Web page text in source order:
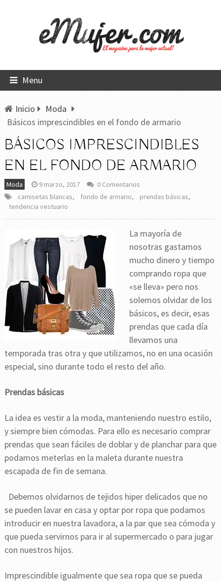
Menu
Inicio
Moda
Básicos imprescindibles en el fondo de armario
BÁSICOS IMPRESCINDIBLES
EN EL FONDO DE ARMARIO
Moda 9 marzo, 2017
0 Comentarios
camisetas blancas, fondo de armario, prendas básicas,
tendencia vestuario
La mayoría de
nosotras gastamos
mucho dinero y tiempo
comprando ropa que
«se lleva» pero nos
solemos olvidar de los
básicos, es decir, esas
prendas que cada día
llevamos una
temporada tras otra y que utilizamos, no en una ocasión
especial, sino durante todo el resto del año.
Prendas básicas
La idea es vestir a la moda, manteniendo nuestro estilo,
y siempre bien cómodas. Para ello es necesario comprar
prendas que sean fáciles de doblar y de planchar para que
podamos meterlas en la maleta durante nuestra
escapada de fin de semana.
Debemos olvidarnos de tejidos hiper delicados que no
se pueden lavar en casa y optar por ropa que podamos
introducir en nuestra lavadora, a la par que sea cómoda y
que pueda servirnos para ir al supermercado o para jugar
con nuestros hijos.
Imprescindible igualmente que sea ropa que se pueda